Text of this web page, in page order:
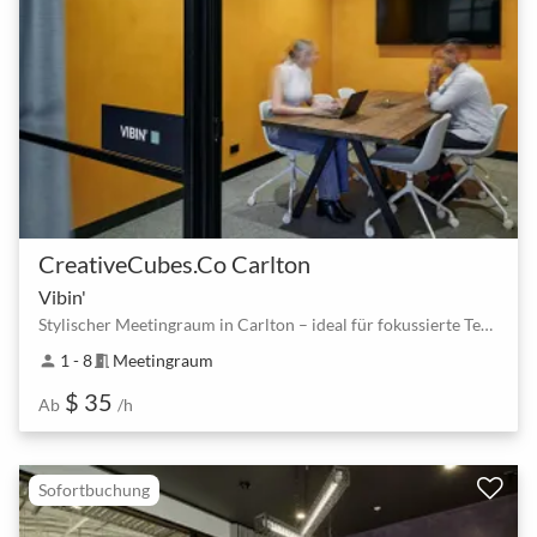
CreativeCubes.Co Carlton
Vibin'
Stylischer Meetingraum in Carlton – ideal für fokussierte Teams bis 8
person 1 - 8meeting_room Meetingraum
Ab $ 35 /h
Sofortbuchung